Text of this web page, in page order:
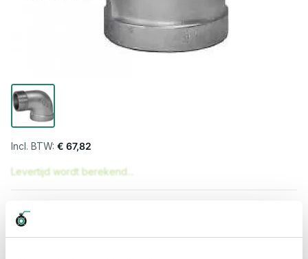
€ 67,82
Levertijd wordt berekend...